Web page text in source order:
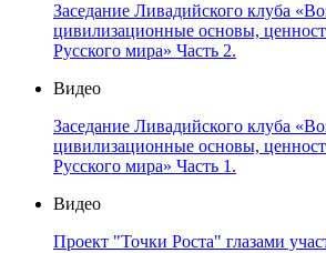
Заседание Ливадийского клуба
цивилизационные основы,
Русского мира» Часть 2.
Видео
Заседание Ливадийского клуба
цивилизационные основы,
Русского мира» Часть 1.
Видео
Проект "Точки Роста" глазами